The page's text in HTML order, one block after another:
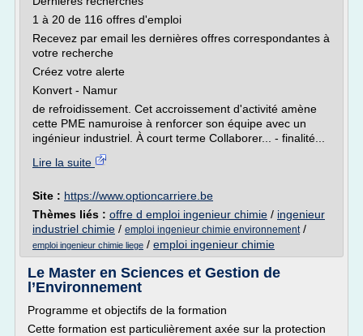
1 à 20 de 116 offres d'emploi
Recevez par email les dernières offres correspondantes à
votre recherche
Créez votre alerte
Konvert - Namur
de refroidissement. Cet accroissement d'activité amène
cette PME namuroise à renforcer son équipe avec un
ingénieur industriel. À court terme Collaborer... - finalité...
Lire la suite
Site : https://www.optioncarriere.be
Thèmes liés : offre d emploi ingenieur chimie / ingenieur
industriel chimie / emploi ingenieur chimie environnement/
emploi ingenieur chimie liege / emploi ingenieur chimie
Le Master en Sciences et Gestion de
l’Environnement
Programme et objectifs de la formation
Cette formation est particulièrement axée sur la protection